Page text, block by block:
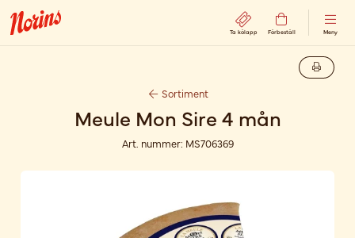
Ta kölapp Förbeställ Meny
Sortiment
Meule Mon Sire 4 mån
Art. nummer: MS706369